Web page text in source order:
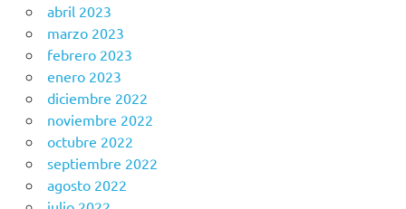
abril 2023
marzo 2023
febrero 2023
enero 2023
diciembre 2022
noviembre 2022
octubre 2022
septiembre 2022
agosto 2022